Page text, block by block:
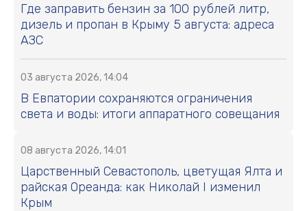
Где заправить бензин за 100 рублей литр,
дизель и пропан в Крыму 5 августа: адреса
АЗС
03 августа 2026, 14:04
В Евпатории сохраняются ограничения
света и воды: итоги аппаратного совещания
08 августа 2026, 14:01
Царственный Севастополь, цветущая Ялта и
райская Ореанда: как Николай I изменил
Крым